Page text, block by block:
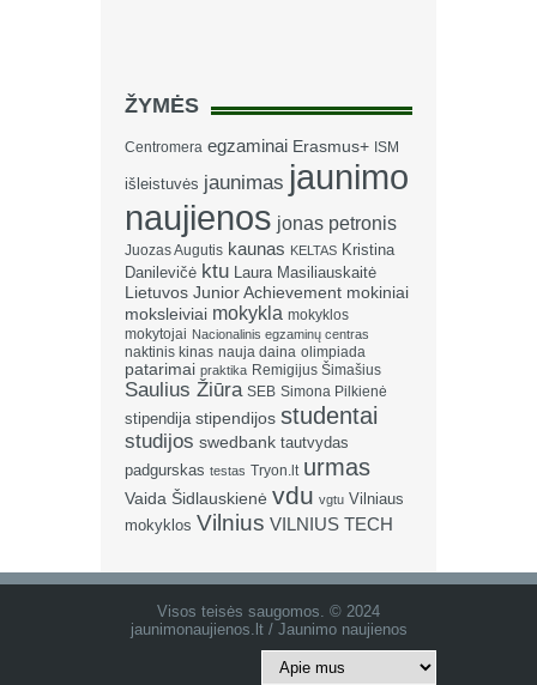
ŽYMĖS
Centromera egzaminai Erasmus+ ISM
išleistuvės jaunimas jaunimo
naujienos jonas petronis
Juozas Augutis kaunas KELTAS Kristina
Danilevičė ktu Laura Masiliauskaitė
Lietuvos Junior Achievement mokiniai
moksleiviai mokykla mokyklos
mokytojai Nacionalinis egzaminų centras
naktinis kinas nauja daina olimpiada
patarimai praktika Remigijus Šimašius
Saulius Žiūra SEB Simona Pilkienė
stipendija stipendijos studentai
studijos swedbank tautvydas
padgurskas testas Tryon.lt urmas
Vaida Šidlauskienė vdu vgtu Vilniaus
mokyklos Vilnius VILNIUS TECH
Visos teisės saugomos. © 2024
jaunimonaujienos.lt / Jaunimo naujienos